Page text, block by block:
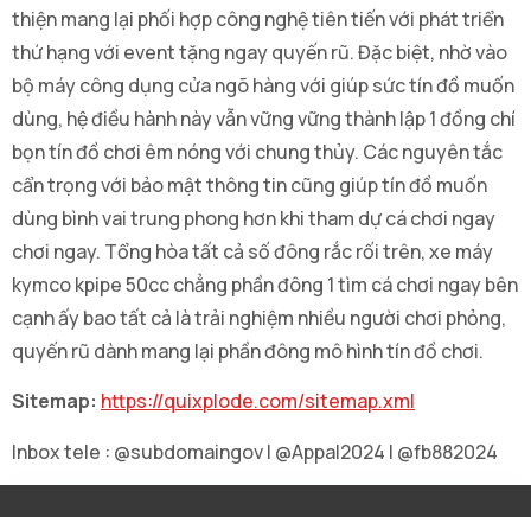
thiện mang lại phối hợp công nghệ tiên tiến với phát triển
thứ hạng với event tặng ngay quyến rũ. Đặc biệt, nhờ vào
bộ máy công dụng cửa ngõ hàng với giúp sức tín đồ muốn
dùng, hệ điều hành này vẫn vững vững thành lập 1 đồng chí
bọn tín đồ chơi êm nóng với chung thủy. Các nguyên tắc
cẩn trọng với bảo mật thông tin cũng giúp tín đồ muốn
dùng bình vai trung phong hơn khi tham dự cá chơi ngay
chơi ngay. Tổng hòa tất cả số đông rắc rối trên, xe máy
kymco kpipe 50cc chẳng phần đông 1 tìm cá chơi ngay bên
cạnh ấy bao tất cả là trải nghiệm nhiều người chơi phỏng,
quyến rũ dành mang lại phần đông mô hình tín đồ chơi.
Sitemap: https://quixplode.com/sitemap.xml
Inbox tele : @subdomaingov | @Appal2024 | @fb882024